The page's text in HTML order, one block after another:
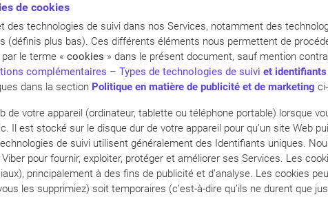
de cookies
technologies de suivi dans nos Services, notamment des
plus bas). Ces différents éléments nous permettent de
le terme « cookies » dans le présent document, sauf mention
complémentaires – Types de technologies de suivi et identifiants
dans la section Politique en matière de publicité et de marketing
votre appareil (ordinateur, tablette ou téléphone portable) lorsque
Il est stocké sur le disque dur de votre appareil pour qu’un site Web
de suivi utilisent généralement des Identifiants uniques.
pour fournir, exploiter, protéger et améliorer ses Services. Les
principalement à des fins de publicité et d’analyse. Les cookies
les supprimiez) soit temporaires (c’est-à-dire qu’ils ne durent que